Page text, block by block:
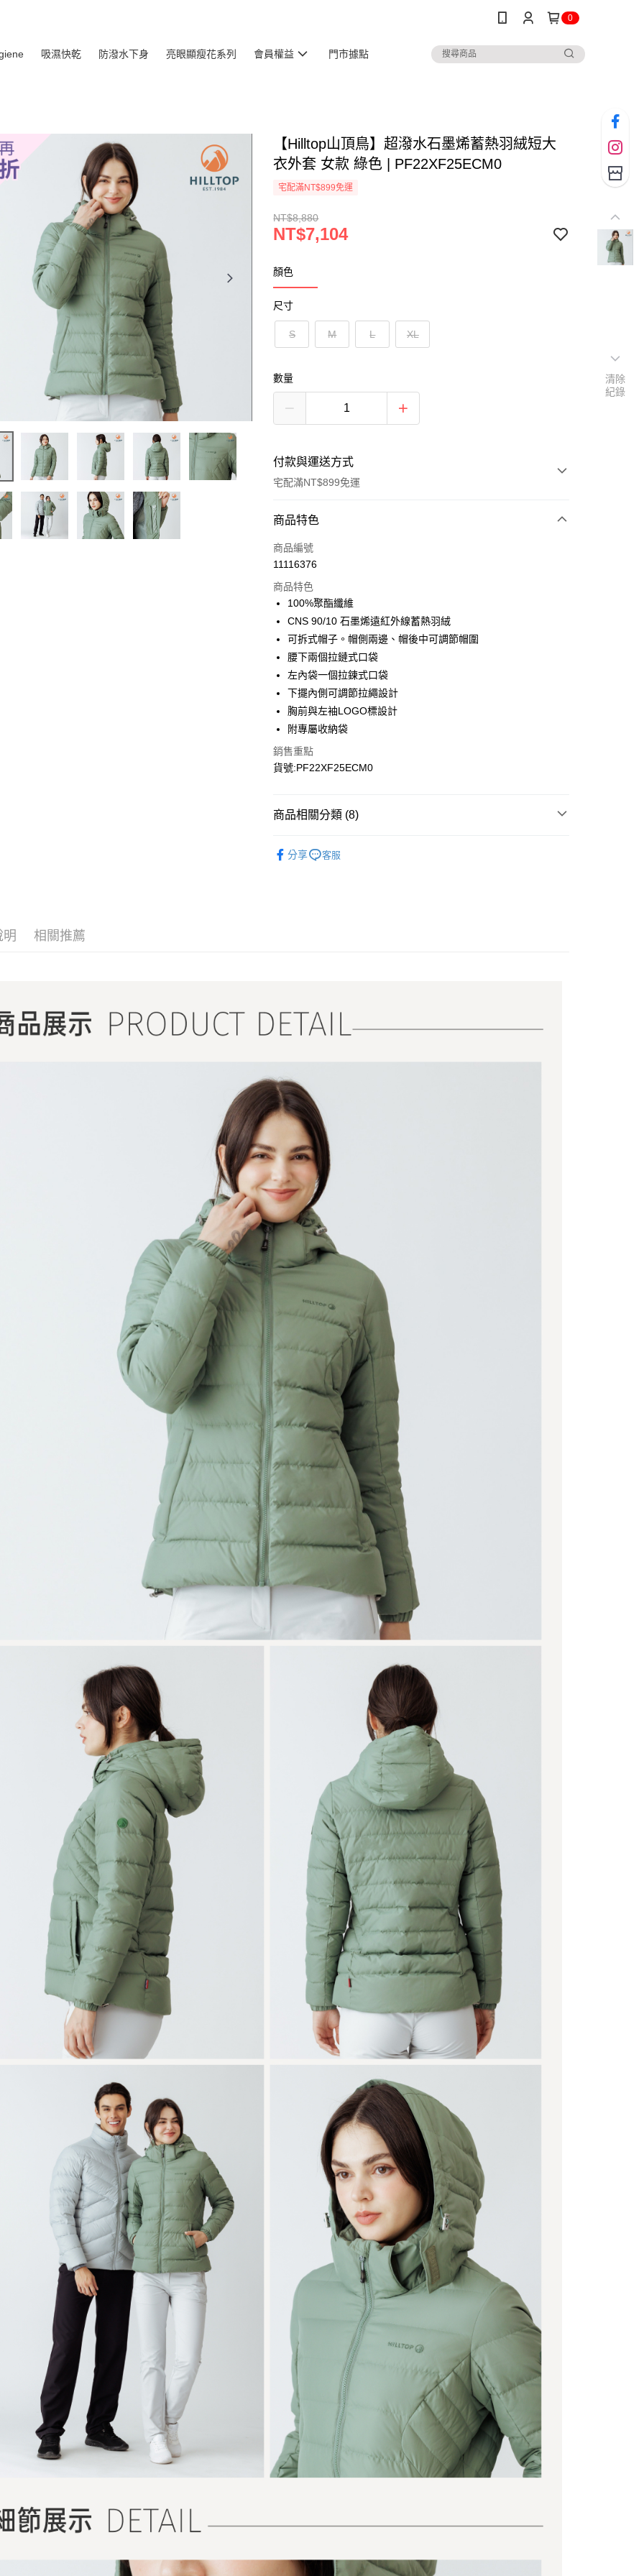
0
吸濕快乾 防潑水下身 亮眼顯瘦花系列 會員權益 門市據點
【Hilltop山頂鳥】超潑水石墨烯蓄熱羽絨短大
衣外套 女款 綠色 | PF22XF25ECM0
宅配滿NT$899免運
NT$8,880
NT$7,104
顏色
尺寸
S M L XL
數量
付款與運送方式
宅配滿NT$899免運
付款方式
信用卡一次付款
Apple Pay
悠遊付
Google Pay
運送方式
宅配
每筆NT$90，滿NT$899(含以上)免運費
宅配(離島)
商品特色
商品編號
11116376
商品特色
100%聚酯纖維
CNS 90/10 石墨烯遠紅外線蓄熱羽絨
可拆式帽子。帽側兩邊、帽後中可調節帽圍
腰下兩個拉鏈式口袋
左內袋一個拉鍊式口袋
下擺內側可調節拉繩設計
胸前與左袖LOGO標設計
附專屬收納袋
銷售重點
貨號:PF22XF25ECM0
商品相關分類 (8)
分享 客服
明 相關推薦
清除
紀錄